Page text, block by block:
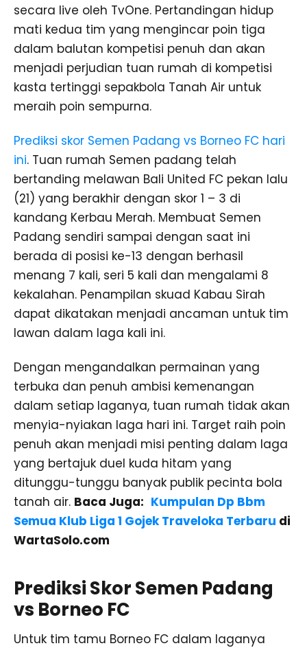
secara live oleh TvOne. Pertandingan hidup
mati kedua tim yang mengincar poin tiga
dalam balutan kompetisi penuh dan akan
menjadi perjudian tuan rumah di kompetisi
kasta tertinggi sepakbola Tanah Air untuk
meraih poin sempurna.
Prediksi skor Semen Padang vs Borneo FC hari
ini. Tuan rumah Semen padang telah
bertanding melawan Bali United FC pekan lalu
(21) yang berakhir dengan skor 1 – 3 di
kandang Kerbau Merah. Membuat Semen
Padang sendiri sampai dengan saat ini
berada di posisi ke-13 dengan berhasil
menang 7 kali, seri 5 kali dan mengalami 8
kekalahan. Penampilan skuad Kabau Sirah
dapat dikatakan menjadi ancaman untuk tim
lawan dalam laga kali ini.
Dengan mengandalkan permainan yang
terbuka dan penuh ambisi kemenangan
dalam setiap laganya, tuan rumah tidak akan
menyia-nyiakan laga hari ini. Target raih poin
penuh akan menjadi misi penting dalam laga
yang bertajuk duel kuda hitam yang
ditunggu-tunggu banyak publik pecinta bola
tanah air. Baca Juga: Kumpulan Dp Bbm
Semua Klub Liga 1 Gojek Traveloka Terbaru di
WartaSolo.com
Prediksi Skor Semen Padang
vs Borneo FC
Untuk tim tamu Borneo FC dalam laganya